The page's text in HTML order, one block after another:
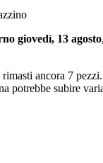
giovedì, 13 agosto
ancora 7
potrebbe subire